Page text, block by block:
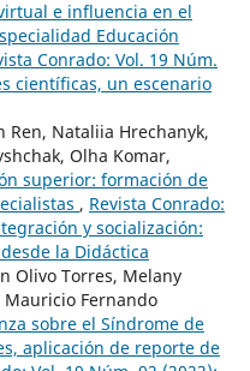
e influencia en el
Educación
Conrado: Vol. 19 Núm.
científicas, un escenario
Ren, Nataliia Hrechanyk,
Olha Komar,
superior: formación de
, Revista Conrado:
y socialización:
la Didáctica
Olivo Torres, Melany
Mauricio Fernando
sobre el Síndrome de
aplicación de reporte de